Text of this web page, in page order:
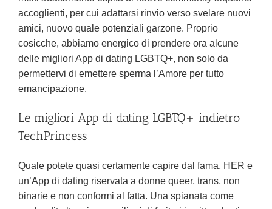
accoglienti, per cui adattarsi rinvio verso svelare nuovi
amici, nuovo quale potenziali garzone. Proprio
cosicche, abbiamo energico di prendere ora alcune
delle migliori App di dating LGBTQ+, non solo da
permettervi di emettere sperma l’Amore per tutto
emancipazione.
Le migliori App di dating LGBTQ+ indietro
TechPrincess
Quale potete quasi certamente capire dal fama, HER e
un’App di dating riservata a donne queer, trans, non
binarie e non conformi al fatta. Una spianata come